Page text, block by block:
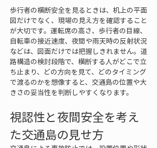
歩行者の横断安全を見るときは、机上の平面
図だけでなく、現場の見え方を確認すること
が大切です。運転席の高さ、歩行者の目線、
自転車の接近速度、夜間や雨天時の反射状況
などは、図面だけでは把握しきれません。道
路構造の検討段階で、横断する人がどこで立
ち止まり、どの方向を見て、どのタイミング
で渡るのかを想像すると、交通島の位置や大
きさの妥当性を判断しやすくなります。
視認性と夜間安全を考え
た交通島の見せ方